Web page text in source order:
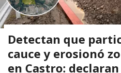
Detectan que
cauce y erosionó
en Castro: